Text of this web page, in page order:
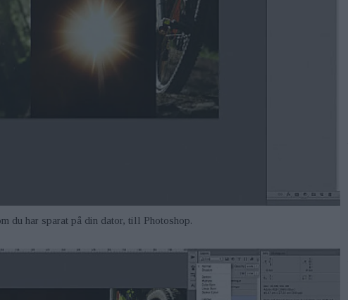
du har sparat på din dator, till Photoshop.